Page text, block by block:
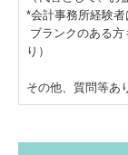
*会計事務所経験者
ブランクのある
り）
その他、質問等あ